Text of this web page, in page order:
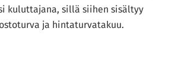
kuluttajana, sillä siihen sisältyy
ja hintaturvatakuu.